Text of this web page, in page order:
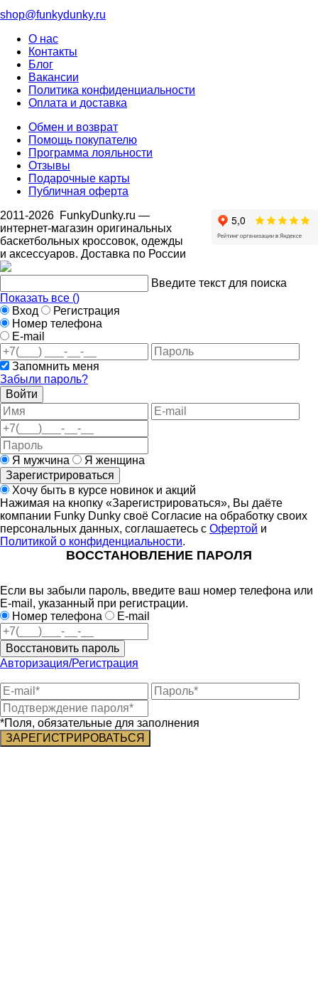
shop@funkydunky.ru
О нас
Контакты
Блог
Вакансии
Политика конфиденциальности
Оплата и доставка
Обмен и возврат
Помощь покупателю
Программа лояльности
Отзывы
Подарочные карты
Публичная оферта
2011-2026 FunkyDunky.ru —
интернет-магазин оригинальных
баскетбольных кроссовок, одежды
и аксессуаров. Доставка по России
Введите текст для поиска
Показать все ()
Вход
Регистрация
Номер телефона
E-mail
Запомнить меня
Забыли пароль?
Войти
Я мужчина
Я женщина
Зарегистрироваться
Хочу быть в курсе новинок и акций
Нажимая на кнопку «Зарегистрироваться», Вы даёте
компании Funky Dunky своё Согласие на обработку своих
персональных данных, соглашаетесь с Офертой и
Политикой о конфиденциальности.
ВОССТАНОВЛЕНИЕ ПАРОЛЯ
Если вы забыли пароль, введите ваш номер телефона или
E-mail, указанный при регистрации.
Номер телефона
E-mail
Восстановить пароль
Авторизация/Регистрация
*Поля, обязательные для заполнения